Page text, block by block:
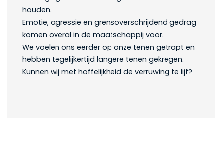
houden.
Emotie, agressie en grensoverschrijdend gedrag
komen overal in de maatschappij voor.
We voelen ons eerder op onze tenen getrapt en
hebben tegelijkertijd langere tenen gekregen.
Kunnen wij met hoffelijkheid de verruwing te lijf?